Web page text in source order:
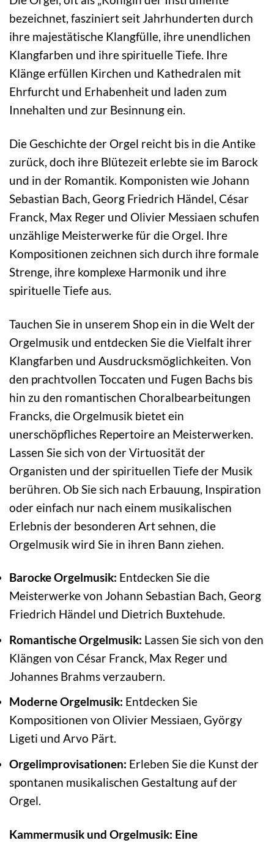
bezeichnet, fasziniert seit Jahrhunderten durch
ihre majestätische Klangfülle, ihre unendlichen
Klangfarben und ihre spirituelle Tiefe. Ihre
Klänge erfüllen Kirchen und Kathedralen mit
Ehrfurcht und Erhabenheit und laden zum
Innehalten und zur Besinnung ein.
Die Geschichte der Orgel reicht bis in die Antike
zurück, doch ihre Blütezeit erlebte sie im Barock
und in der Romantik. Komponisten wie Johann
Sebastian Bach, Georg Friedrich Händel, César
Franck, Max Reger und Olivier Messiaen schufen
unzählige Meisterwerke für die Orgel. Ihre
Kompositionen zeichnen sich durch ihre formale
Strenge, ihre komplexe Harmonik und ihre
spirituelle Tiefe aus.
Tauchen Sie in unserem Shop ein in die Welt der
Orgelmusik und entdecken Sie die Vielfalt ihrer
Klangfarben und Ausdrucksmöglichkeiten. Von
den prachtvollen Toccaten und Fugen Bachs bis
hin zu den romantischen Choralbearbeitungen
Francks, die Orgelmusik bietet ein
unerschöpfliches Repertoire an Meisterwerken.
Lassen Sie sich von der Virtuosität der
Organisten und der spirituellen Tiefe der Musik
berühren. Ob Sie sich nach Erbauung, Inspiration
oder einfach nur nach einem musikalischen
Erlebnis der besonderen Art sehnen, die
Orgelmusik wird Sie in ihren Bann ziehen.
Barocke Orgelmusik: Entdecken Sie die
Meisterwerke von Johann Sebastian Bach, Georg
Friedrich Händel und Dietrich Buxtehude.
Romantische Orgelmusik: Lassen Sie sich von den
Klängen von César Franck, Max Reger und
Johannes Brahms verzaubern.
Moderne Orgelmusik: Entdecken Sie
Kompositionen von Olivier Messiaen, György
Ligeti und Arvo Pärt.
Orgelimprovisationen: Erleben Sie die Kunst der
spontanen musikalischen Gestaltung auf der
Orgel.
Kammermusik und Orgelmusik: Eine